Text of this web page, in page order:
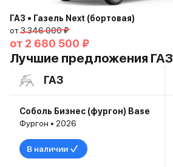
ГАЗ • Газель Next (бортовая)
от3 346 000 ₽
от 2 680 500 ₽
Лучшие предложения ГАЗ
ГАЗ
Соболь Бизнес (фургон) Base
Фургон • 2026
В наличии